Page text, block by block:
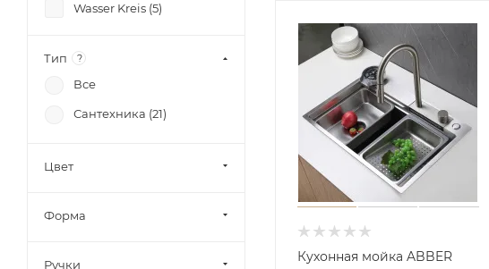
Кухонная мойка ABBER
Wasser Kreis (5)
Тип ?
Все
Сантехника (21)
Цвет
Форма
Ручки